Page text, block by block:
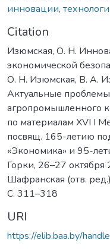
инновации,
Citation
Изюмская, О. Н.
экономической
О. Н. Изюмская, В. А.
Актуальные
агропромышленного
по материалам XVI I
посвящ. 165-летию
«Экономика» и 95-
Горки, 26–27 октября
Шафранская (отв.
С. 311–318
URI
https://elib.baa.by/